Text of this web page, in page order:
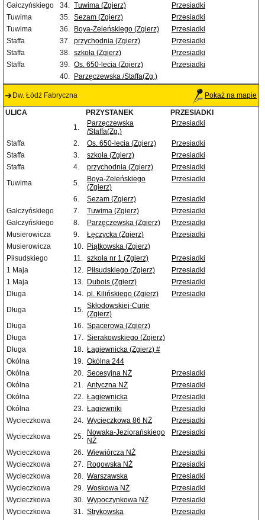
Gałczyńskiego
34. Tuwima (Zgierz)
Przesiadki
Tuwima
35. Sezam (Zgierz)
Przesiadki
Tuwima
36. Boya-Żeleńskiego (Zgierz)
Przesiadki
Staffa
37. przychodnia (Zgierz)
Przesiadki
Staffa
38. szkoła (Zgierz)
Przesiadki
Staffa
39. Os. 650-lecia (Zgierz)
Przesiadki
40.
Parzęczewska /Staffa(Zg.)
Dw. Łódź Fabryczna Pokaż na mapie
ULICA PRZYSTANEK
PRZESIADKI
1.
Parzęczewska
/Staffa(Zg.)
Przesiadki
Staffa 2. Os. 650-lecia (Zgierz)
Przesiadki
Staffa
3. szkoła (Zgierz)
Przesiadki
Staffa
4. przychodnia (Zgierz)
Przesiadki
Tuwima
5.
Boya-Żeleńskiego
(Zgierz)
Przesiadki
6. Sezam (Zgierz)
Przesiadki
Gałczyńskiego
7. Tuwima (Zgierz)
Przesiadki
Gałczyńskiego
8. Parzęczewska (Zgierz)
Przesiadki
Musierowicza
9. Łęczycka (Zgierz)
Przesiadki
Musierowicza
10. Piątkowska (Zgierz)
Piłsudskiego
11. szkoła nr 1 (Zgierz)
Przesiadki
1 Maja
12. Piłsudskiego (Zgierz)
Przesiadki
1 Maja
13. Dubois (Zgierz)
Przesiadki
Długa
14. pl. Kilińskiego (Zgierz)
Przesiadki
Długa
15. Skłodowskiej-Curie
(Zgierz)
Długa
16. Spacerowa (Zgierz)
Długa
17. Sierakowskiego (Zgierz)
Długa
18. Łagiewnicka (Zgierz) #
Okólna
19. Okólna 244
Okólna
20. Secesyjna NŻ
Przesiadki
Okólna
21. Antyczna NŻ
Przesiadki
Okólna
22. Łagiewnicka
Przesiadki
Okólna
23. Łagiewniki
Przesiadki
Wycieczkowa
24. Wycieczkowa 86 NŻ
Przesiadki
Wycieczkowa
25. Nowaka-Jeziorańskiego
NŻ
Przesiadki
Wycieczkowa 26. Wiewiórcza NŻ
Przesiadki
Wycieczkowa
27. Rogowska NŻ
Przesiadki
Wycieczkowa
28. Warszawska
Przesiadki
Wycieczkowa
29. Woskowa NŻ
Przesiadki
Wycieczkowa
30. Wypoczynkowa NŻ
Przesiadki
Wycieczkowa
31. Strykowska
Przesiadki